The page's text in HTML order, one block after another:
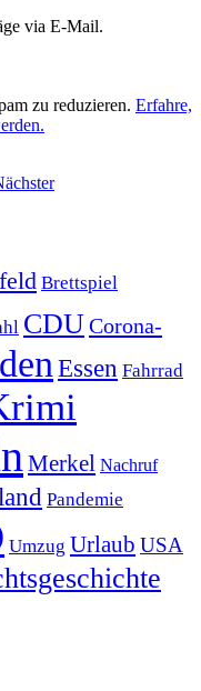
via E-Mail.
zu reduzieren. Erfahre,
Brettspiel
CDUCorona-
Essen Fahrrad
Merkel Nachruf
Pandemie
Umzug Urlaub USA